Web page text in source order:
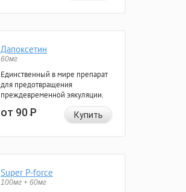
Дапоксетин
60мг
Единственный в мире препарат
для предотвращения
преждевременной эякуляции.
от 90Р Купить
Super P-force
100мг + 60мг